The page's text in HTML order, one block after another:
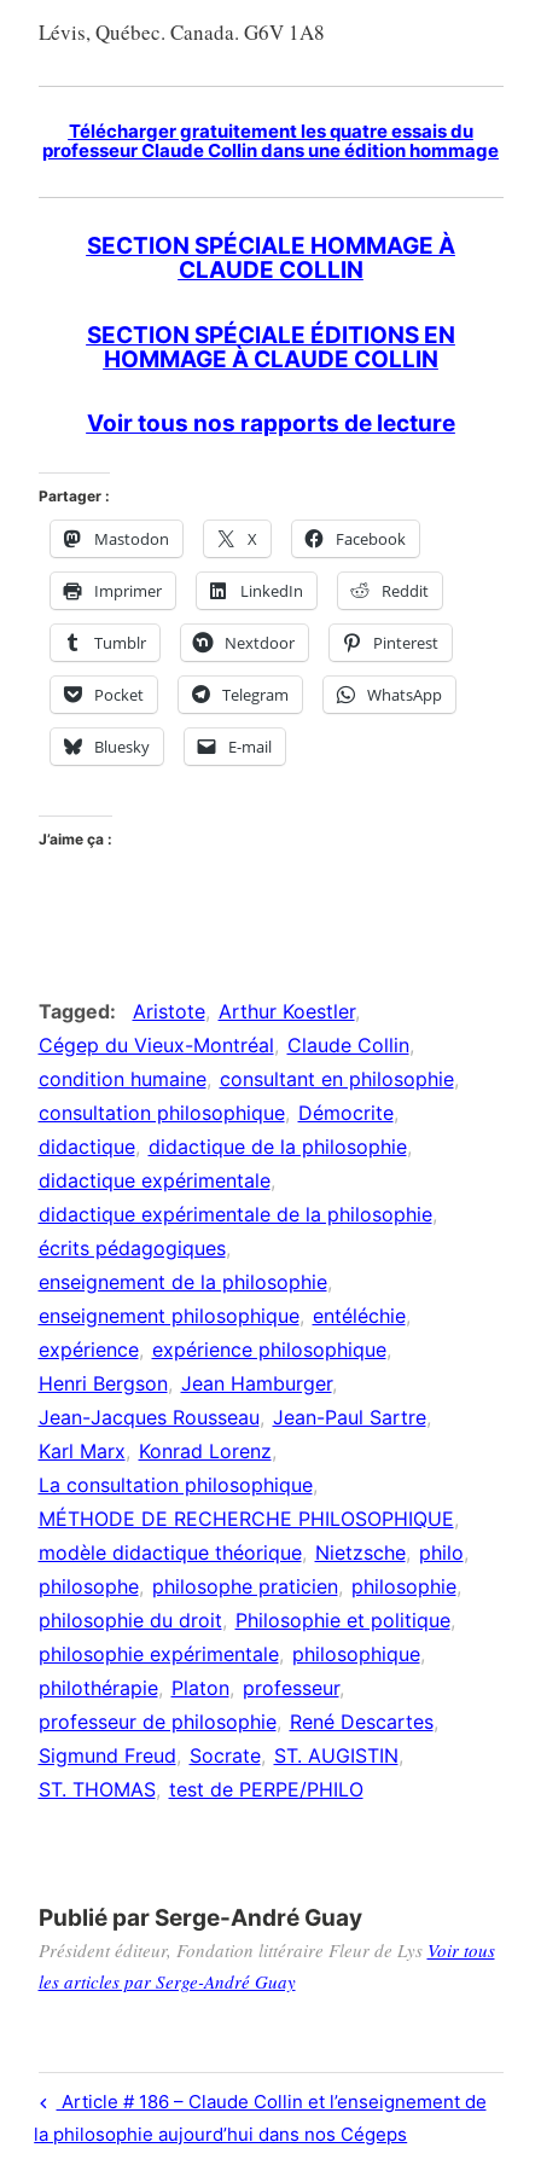
Lévis, Québec. Canada. G6V 1A8
Télécharger gratuitement les quatre essais du
professeur Claude Collin dans une édition hommage
SECTION SPÉCIALE HOMMAGE À
CLAUDE COLLIN
SECTION SPÉCIALE ÉDITIONS EN
HOMMAGE À CLAUDE COLLIN
Voir tous nos rapports de lecture
Partager :
Mastodon X Facebook
Imprimer LinkedIn Reddit
Tumblr Nextdoor Pinterest
Pocket Telegram WhatsApp
Bluesky E-mail
J’aime ça :
Tagged Aristote
Arthur Koestler
Cégep du Vieux-Montréal
Claude Collin
condition humaine consultant en philosophie
consultation philosophique
Démocrite
didactique didactique de la philosophie
didactique expérimentale
didactique expérimentale de la philosophie
écrits pédagogiques
enseignement de la philosophie
enseignement philosophique entéléchie
expérience expérience philosophique
Henri Bergson Jean Hamburger
Jean-Jacques Rousseau Jean-Paul Sartre
Karl Marx
Konrad Lorenz
La consultation philosophique
MÉTHODE DE RECHERCHE PHILOSOPHIQUE
modèle didactique théorique
Nietzsche
philo
philosophe
philosophe praticien
philosophie
philosophie du droit
Philosophie et politique
philosophie expérimentale
philosophique
philothérapie
Platon
professeur
professeur de philosophie
René Descartes
Sigmund Freud
Socrate
ST. AUGISTIN
ST. THOMAS test de PERPE/PHILO
Publié par Serge-André Guay
Président éditeur, Fondation littéraire Fleur de Lys Voir tous
les articles par Serge-André Guay
Navigation
de
Previous
Post
Article # 186 – Claude Collin et l’enseignement de
la philosophie aujourd’hui dans nos Cégeps